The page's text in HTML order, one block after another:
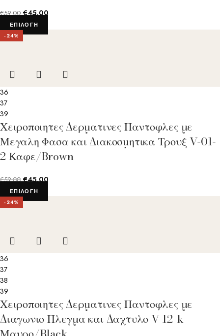
€59.00 €45.00
ΕΠΙΛΟΓΉ
-24%
36
37
39
Χειροποιητες Δερματινες Παντοφλες με
Μεγαλη Φασα και Διακοσμητικα Τρουξ V-01-
2 Καφε/Brown
€59.00 €45.00
ΕΠΙΛΟΓΉ
-24%
36
37
38
39
Χειροποιητες Δερματινες Παντοφλες με
Διαγωνιο Πλεγμα και Δαχτυλο V-12-k